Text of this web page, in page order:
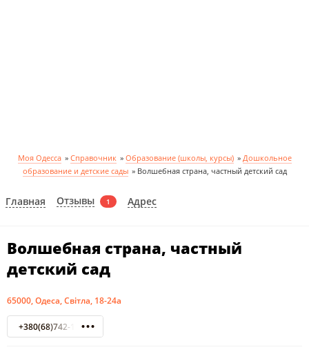
Моя Одесса » Справочник » Образование (школы, курсы) » Дошкольное
образование и детские сады » Волшебная страна, частный детский сад
Главная Отзывы 1 Адрес
Волшебная страна, частный
детский сад
65000, Одеса, Світла, 18-24а
+380(68)742-12-17